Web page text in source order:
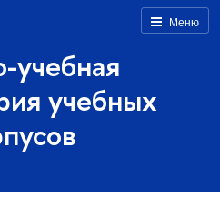
Меню
учебная
учебных